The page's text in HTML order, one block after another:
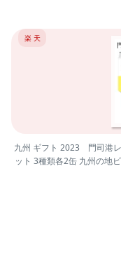
楽 天
九州 ギフト 2023 門司港
ット 3種類各2缶 九州の地